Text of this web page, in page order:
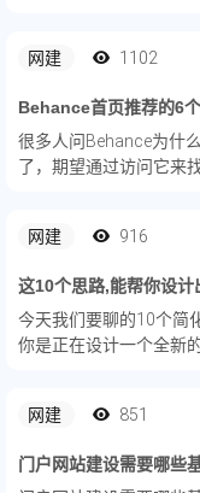
网建
1102
Behance首页推荐的6
很多人问Behance为什
了，期望通过访问它来
网建
916
这10个思路,能帮你设计
今天我们要聊的10个简
你是正在设计一个全新
网建 851
门户网站建设需要哪些